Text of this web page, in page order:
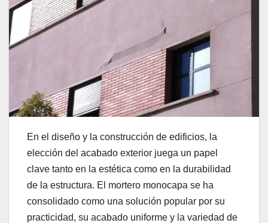
En el diseño y la construcción de edificios, la
elección del acabado exterior juega un papel
clave tanto en la estética como en la durabilidad
de la estructura. El mortero monocapa se ha
consolidado como una solución popular por su
practicidad, su acabado uniforme y la variedad de